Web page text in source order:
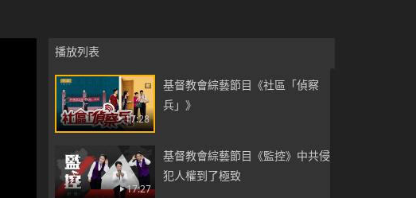
播放列表
17:28
基督教會綜藝節目《社區「偵察
兵」》
17:27
基督教會綜藝節目《監控》中共侵
犯人權到了極致